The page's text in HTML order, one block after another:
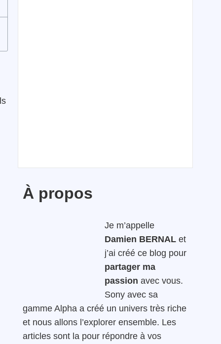
À propos
Je m’appelle
Damien BERNAL et
j’ai créé ce blog pour
partager ma
passion avec vous.
Sony avec sa
gamme Alpha a créé un univers très riche
et nous allons l’explorer ensemble. Les
articles sont la pour répondre à vos